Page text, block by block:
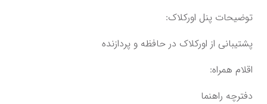
توضیحات پنل اورکلاک:
پشتیبانی از اورکلاک در حافظه و پردازنده
اقلام همراه:
دفترچه‌ راهنما